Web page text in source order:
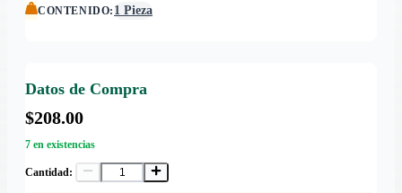
CONTENIDO: 1 Pieza
Datos de Compra
$208.00
7 en existencias
Cantidad: